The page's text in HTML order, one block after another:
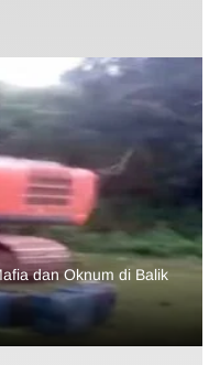
dan Oknum di Balik